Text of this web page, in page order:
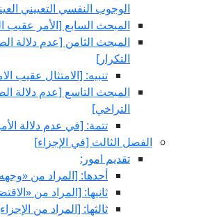
الوجوب النفسي التعييني
المبحث السابع‏ [الأمر عقيب
المبحث الثامن‏ [عدم دلالة
التكرار]
تنبيه: [الامتثال عقيب
المبحث التاسع‏ [عدم دلالة
التراخي‏]
تتمة: [في عدم دلالة
الفصل الثالث‏ [في الإجزاء]
تقديم امور:
أحدها: [المراد من
ثانيها: [المراد من
ثالثها: [المراد من